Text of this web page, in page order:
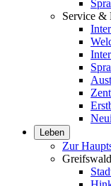
Service &
Leben
Zur